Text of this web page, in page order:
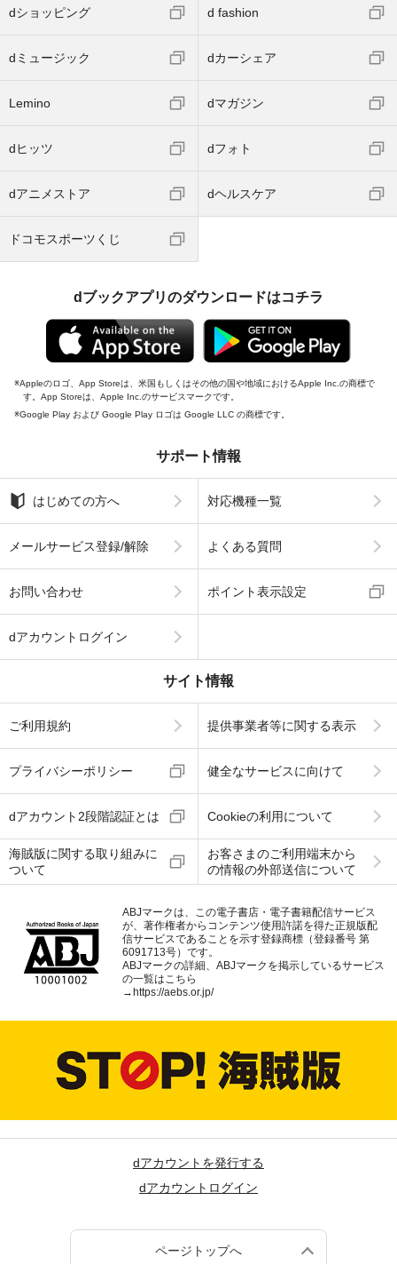
dショッピング d fashion
dミュージック dカーシェア
Lemino dマガジン
dヒッツ dフォト
dアニメストア dヘルスケア
ドコモスポーツくじ
dブックアプリのダウンロードはコチラ
Appleのロゴ、App Storeは、米国もしくはその他の国や地域におけるApple Inc.の商標で
す。App Storeは、Apple Inc.のサービスマークです。
Google Play および Google Play ロゴは Google LLC の商標です。
サポート情報
はじめての方へ 対応機種一覧
メールサービス登録/解除 よくある質問
お問い合わせ ポイント表示設定
dアカウントログイン
サイト情報
ご利用規約 提供事業者等に関する表示
プライバシーポリシー 健全なサービスに向けて
dアカウント2段階認証とは Cookieの利用について
海賊版に関する取り組みに
ついて
お客さまのご利用端末から
の情報の外部送信について
ABJマークは、この電子書店・電子書籍配信サービス
が、著作権者からコンテンツ使用許諾を得た正規版配
信サービスであることを示す登録商標（登録番号 第
6091713号）です。
ABJマークの詳細、ABJマークを掲示しているサービス
の一覧はこちら
→ https://aebs.or.jp/
dアカウントを発行する
dアカウントログイン
ページトップへ